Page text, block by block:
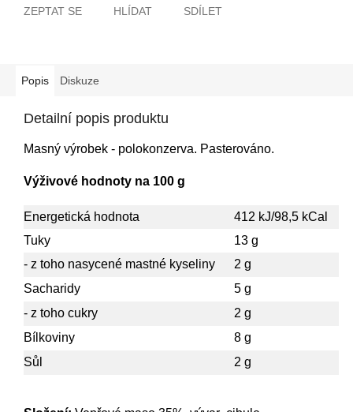
ZEPTAT SE HLÍDAT SDÍLET
Popis Diskuze
Detailní popis produktu
Masný výrobek - polokonzerva. Pasterováno.
Výživové hodnoty na 100 g
Energetická hodnota
412 kJ/98,5 kCal
Tuky
13 g
- z toho nasycené mastné kyseliny
2 g
Sacharidy
5 g
- z toho cukry
2 g
Bílkoviny
8 g
Sůl
2 g